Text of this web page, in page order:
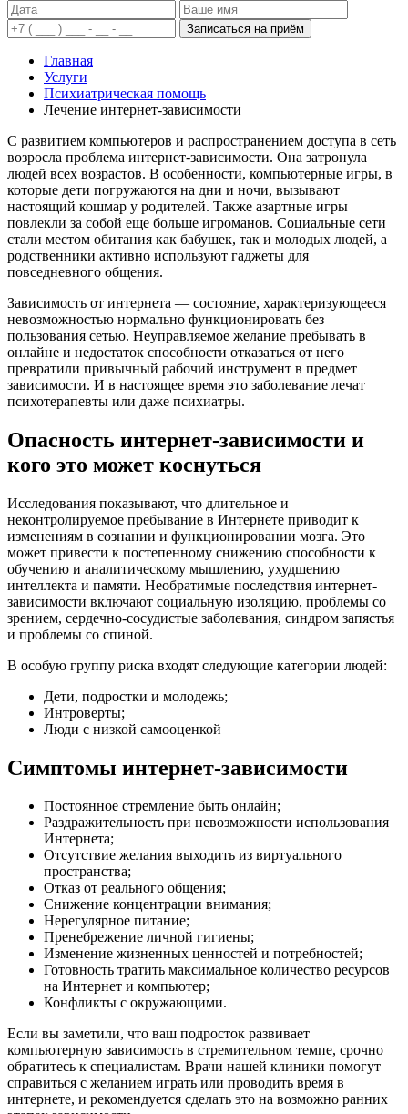
Записаться на приём
Главная
Услуги
Психиатрическая помощь
Лечение интернет-зависимости
С развитием компьютеров и распространением доступа в сеть
возросла проблема интернет-зависимости. Она затронула
людей всех возрастов. В особенности, компьютерные игры, в
которые дети погружаются на дни и ночи, вызывают
настоящий кошмар у родителей. Также азартные игры
повлекли за собой еще больше игроманов. Социальные сети
стали местом обитания как бабушек, так и молодых людей, а
родственники активно используют гаджеты для
повседневного общения.
Зависимость от интернета — состояние, характеризующееся
невозможностью нормально функционировать без
пользования сетью. Неуправляемое желание пребывать в
онлайне и недостаток способности отказаться от него
превратили привычный рабочий инструмент в предмет
зависимости. И в настоящее время это заболевание лечат
психотерапевты или даже психиатры.
Опасность интернет-зависимости и
кого это может коснуться
Исследования показывают, что длительное и
неконтролируемое пребывание в Интернете приводит к
изменениям в сознании и функционировании мозга. Это
может привести к постепенному снижению способности к
обучению и аналитическому мышлению, ухудшению
интеллекта и памяти. Необратимые последствия интернет-
зависимости включают социальную изоляцию, проблемы со
зрением, сердечно-сосудистые заболевания, синдром запястья
и проблемы со спиной.
В особую группу риска входят следующие категории людей:
Дети, подростки и молодежь;
Интроверты;
Люди с низкой самооценкой
Симптомы интернет-зависимости
Постоянное стремление быть онлайн;
Раздражительность при невозможности использования
Интернета;
Отсутствие желания выходить из виртуального
пространства;
Отказ от реального общения;
Снижение концентрации внимания;
Нерегулярное питание;
Пренебрежение личной гигиены;
Изменение жизненных ценностей и потребностей;
Готовность тратить максимальное количество ресурсов
на Интернет и компьютер;
Конфликты с окружающими.
Если вы заметили, что ваш подросток развивает
компьютерную зависимость в стремительном темпе, срочно
обратитесь к специалистам. Врачи нашей клиники помогут
справиться с желанием играть или проводить время в
интернете, и рекомендуется сделать это на возможно ранних